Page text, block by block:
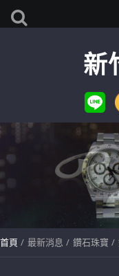
新
首頁 最新消息 鑽石珠寶